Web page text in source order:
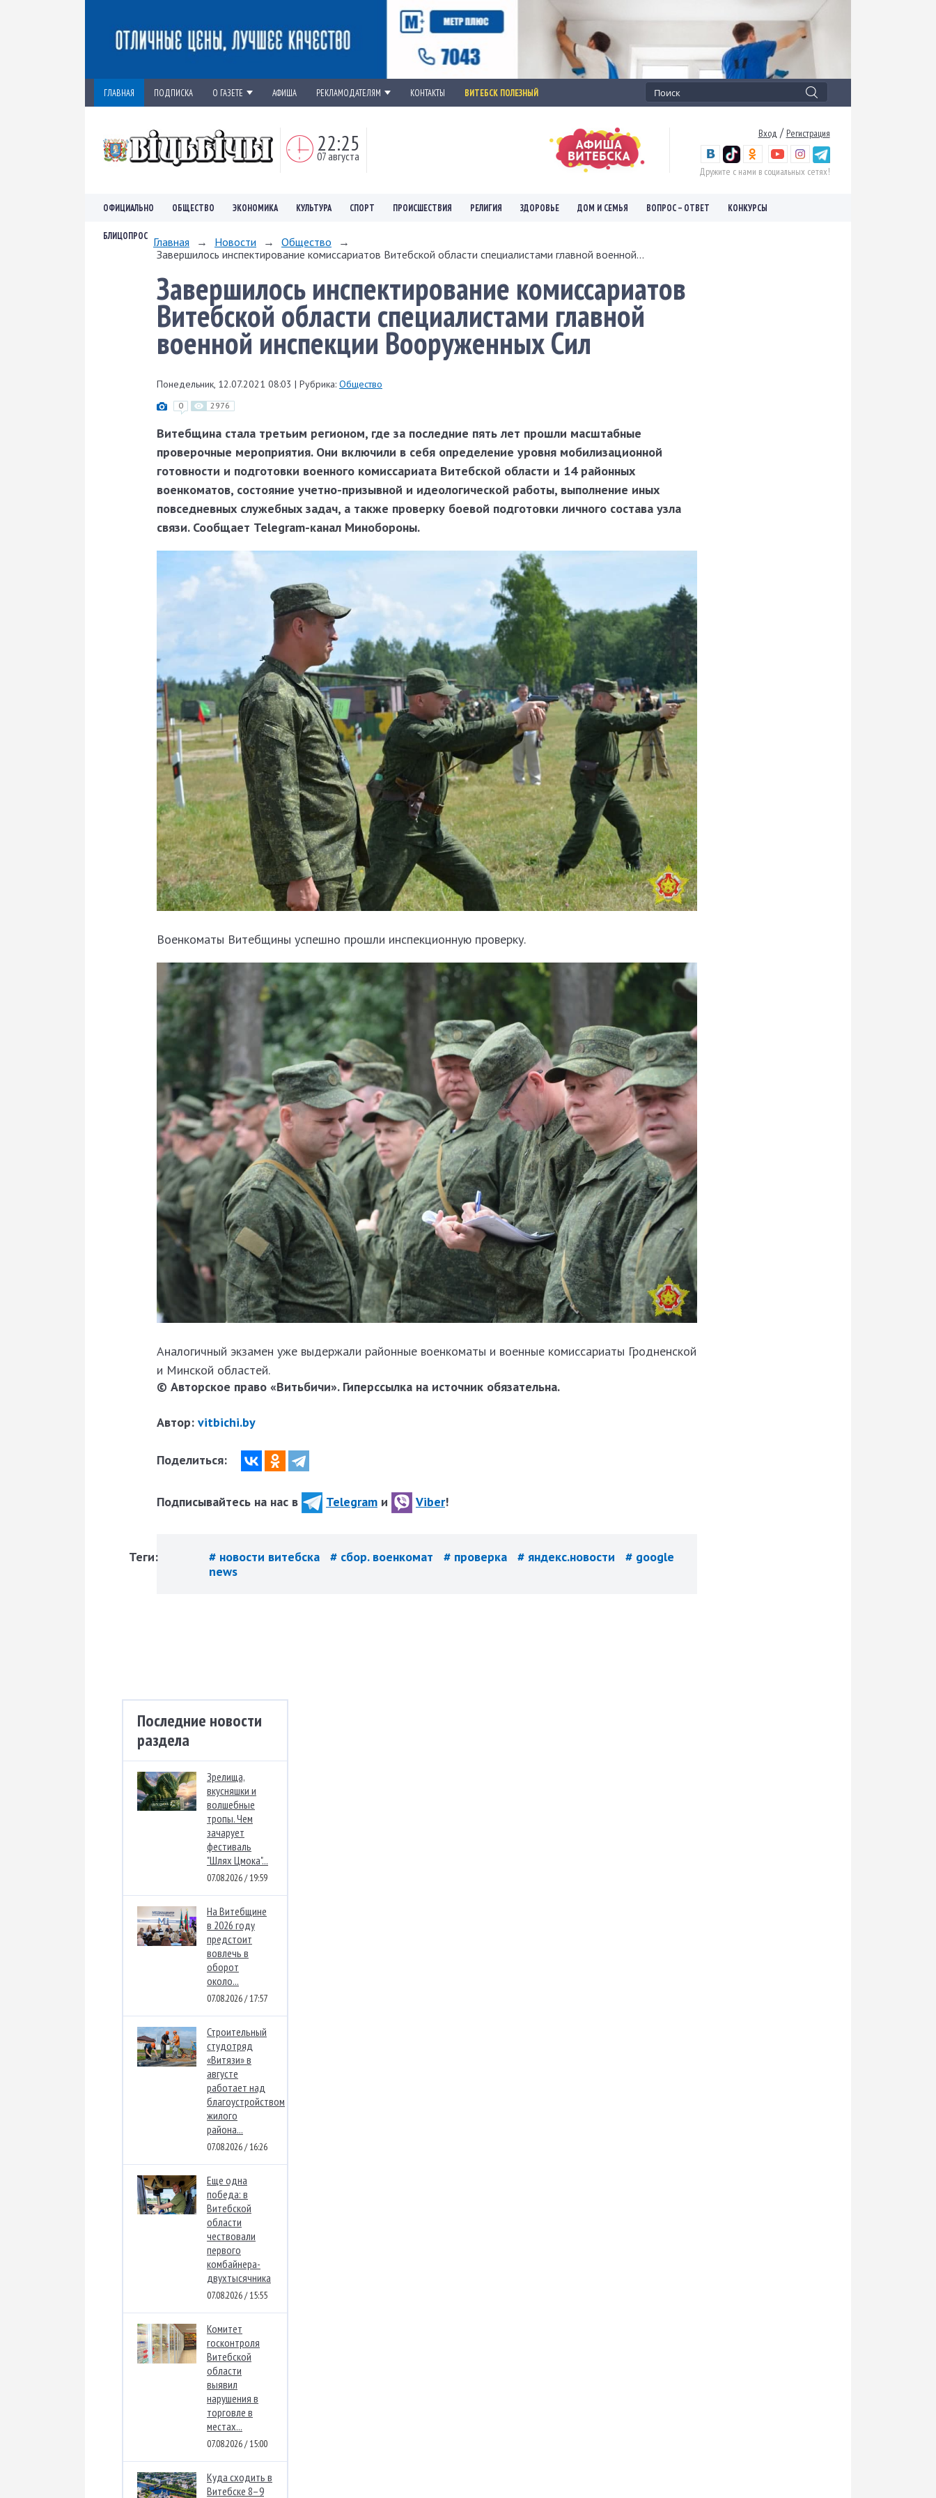
ГЛАВНАЯ ПОДПИСКА О ГАЗЕТЕ АФИША РЕКЛАМОДАТЕЛЯМ КОНТАКТЫ ВИТЕБСК ПОЛЕЗНЫЙ
22:25
07 августа
Вход / Регистрация
Дружите с нами в социальных сетях!
ОФИЦИАЛЬНО ОБЩЕСТВО ЭКОНОМИКА КУЛЬТУРА СПОРТ ПРОИСШЕСТВИЯ РЕЛИГИЯ ЗДОРОВЬЕ ДОМ И СЕМЬЯ ВОПРОС – ОТВЕТ КОНКУРСЫ
БЛИЦОПРОС Главная → Новости → Общество
→
Завершилось инспектирование комиссариатов Витебской области специалистами главной военной...
Завершилось инспектирование комиссариатов
Витебской области специалистами главной
военной инспекции Вооруженных Сил
Понедельник, 12.07.2021 08:03 | Рубрика: Общество
0 2976
Витебщина стала третьим регионом, где за последние пять лет прошли масштабные
проверочные мероприятия. Они включили в себя определение уровня мобилизационной
готовности и подготовки военного комиссариата Витебской области и 14 районных
военкоматов, состояние учетно-призывной и идеологической работы, выполнение иных
повседневных служебных задач, а также проверку боевой подготовки личного состава узла
связи. Сообщает Telegram-канал Минобороны.
Военкоматы Витебщины успешно прошли инспекционную проверку.
Аналогичный экзамен уже выдержали районные военкоматы и военные комиссариаты Гродненской
и Минской областей.
© Авторское право «Витьбичи». Гиперссылка на источник обязательна.
Автор: vitbichi.by
Поделиться:
Подписывайтесь на нас в Telegram и Viber!
Теги: # новости витебска # сбор. военкомат # проверка # яндекс.новости
# google
news
Последние новости
раздела
Зрелища,
вкусняшки и
волшебные
тропы. Чем
зачарует
фестиваль
"Шлях Цмока"...
07.08.2026 / 19:59
На Витебщине
в 2026 году
предстоит
вовлечь в
оборот
около...
07.08.2026 / 17:57
Строительный
студотряд
«Витязи» в
августе
работает над
благоустройством
жилого
района...
07.08.2026 / 16:26
Еще одна
победа: в
Витебской
области
чествовали
первого
комбайнера-
двухтысячника
07.08.2026 / 15:55
Комитет
госконтроля
Витебской
области
выявил
нарушения в
торговле в
местах...
07.08.2026 / 15:00
Куда сходить в
Витебске 8–9